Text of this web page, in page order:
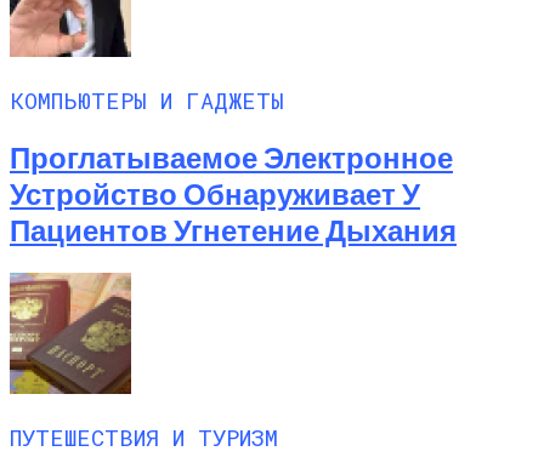
КОМПЬЮТЕРЫ И ГАДЖЕТЫ
Проглатываемое Электронное
Устройство Обнаруживает У
Пациентов Угнетение Дыхания
ПУТЕШЕСТВИЯ И ТУРИЗМ